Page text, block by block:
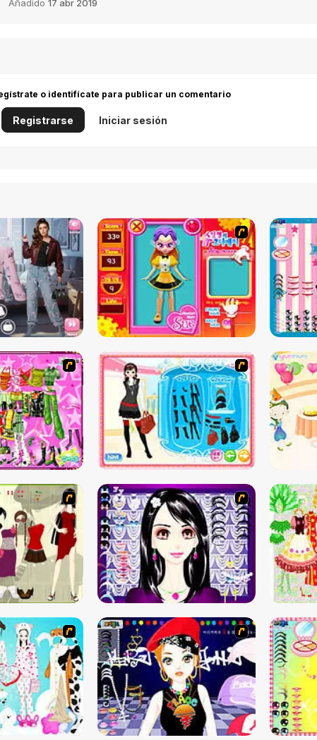
Añadido 17 abr 2019
o identifícate para publicar un comentario
Registrarse Iniciar sesión